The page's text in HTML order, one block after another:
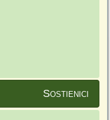
Sostienici